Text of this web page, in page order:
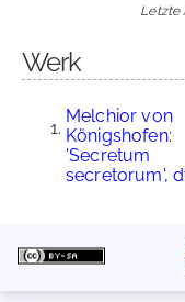
Letzte
Werk
Melchior von
Königshofen:
'Secretum
secretorum',